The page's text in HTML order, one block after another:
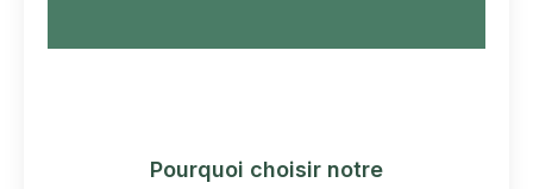
Pourquoi choisir notre